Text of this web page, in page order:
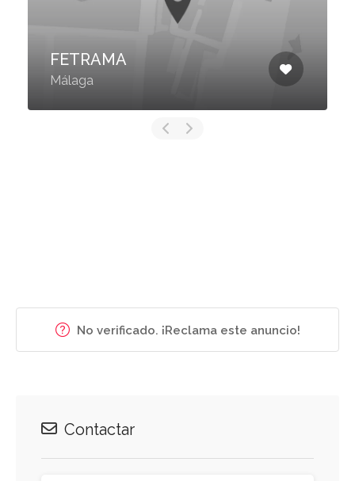
FETRAMA
Málaga
No verificado. ¡Reclama este anuncio!
Contactar